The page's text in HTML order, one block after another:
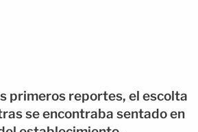
primeros reportes, el escolta
se encontraba sentado en